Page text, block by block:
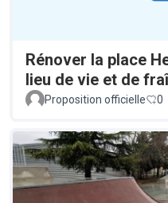
Rénover la place
lieu de vie et de
Proposition officielle 0